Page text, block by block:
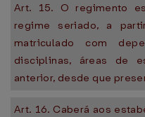
Art. 15. O regimento
regime seriado, a
matriculado com
disciplinas, áreas de
anterior, desde que
Art. 16. Caberá aos